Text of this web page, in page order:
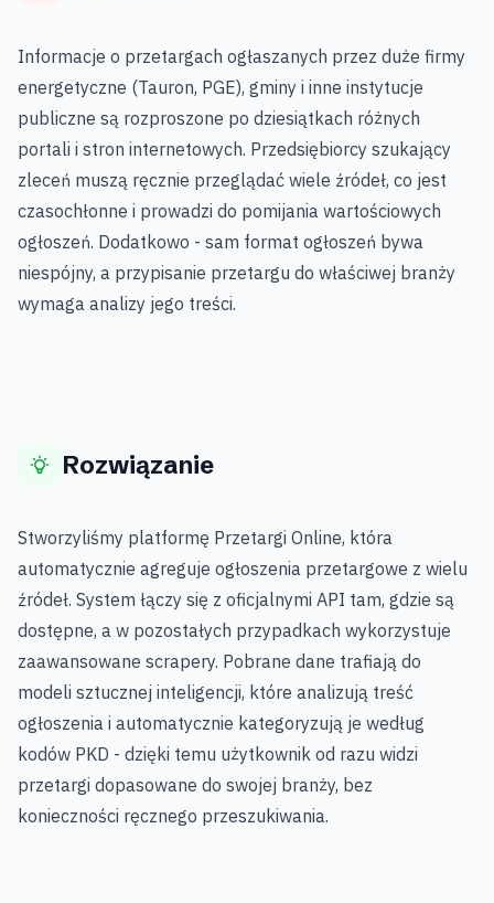
Informacje o przetargach ogłaszanych przez duże firmy
energetyczne (Tauron, PGE), gminy i inne instytucje
publiczne są rozproszone po dziesiątkach różnych
portali i stron internetowych. Przedsiębiorcy szukający
zleceń muszą ręcznie przeglądać wiele źródeł, co jest
czasochłonne i prowadzi do pomijania wartościowych
ogłoszeń. Dodatkowo - sam format ogłoszeń bywa
niespójny, a przypisanie przetargu do właściwej branży
wymaga analizy jego treści.
Rozwiązanie
Stworzyliśmy platformę Przetargi Online, która
automatycznie agreguje ogłoszenia przetargowe z wielu
źródeł. System łączy się z oficjalnymi API tam, gdzie są
dostępne, a w pozostałych przypadkach wykorzystuje
zaawansowane scrapery. Pobrane dane trafiają do
modeli sztucznej inteligencji, które analizują treść
ogłoszenia i automatycznie kategoryzują je według
kodów PKD - dzięki temu użytkownik od razu widzi
przetargi dopasowane do swojej branży, bez
konieczności ręcznego przeszukiwania.